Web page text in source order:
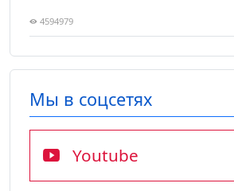
4594979
Мы в соцсетях
Youtube